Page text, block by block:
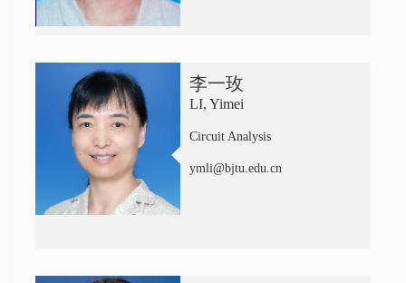
李一玫
LI, Yimei
Circuit Analysis
ymli@bjtu.edu.cn